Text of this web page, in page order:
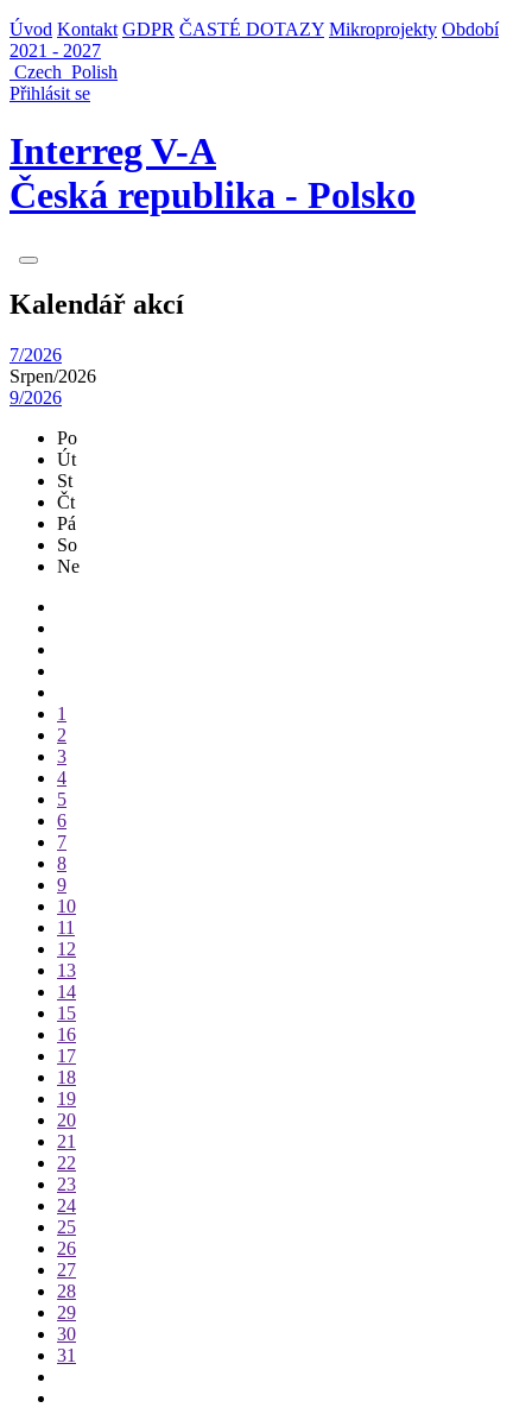
Úvod Kontakt GDPR ČASTÉ DOTAZY Mikroprojekty Období
2021 - 2027
Czech Polish
Přihlásit se
Interreg V-A
Česká republika - Polsko
Kalendář akcí
7/2026
Srpen/2026
9/2026
Po
Út
St
Čt
Pá
So
Ne
1
2
3
4
5
6
7
8
9
10
11
12
13
14
15
16
17
18
19
20
21
22
23
24
25
26
27
28
29
30
31